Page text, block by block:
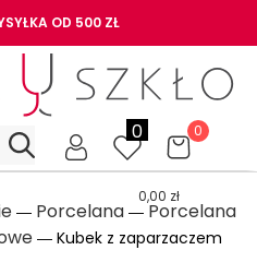
OD 500 ZŁ
0 0
0,00 zł
― Porcelana ― Porcelana
― Kubek z zaparzaczem